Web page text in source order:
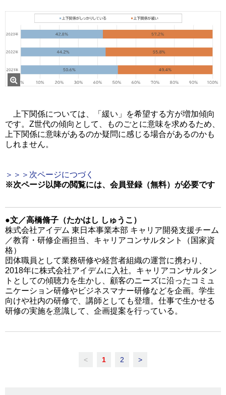
上下関係については、「緩い」を希望する方が増加傾向
です。Z世代の傾向として、ものごとに意味を求めるため、
上下関係に意味があるのか疑問に感じる場合があるのかも
しれません。
＞＞＞次ページにつづく
※次ページ以降の閲覧には、 会員登録（無料） が必要です
●文／高橋脩子（たかはし しゅうこ）
株式会社アイデム 東日本事業本部 キャリア開発支援チーム
／教育・研修企画担当、キャリアコンサルタント（国家資
格）
団体職員として業務研修や経営者組織の運営に携わり、
2018年に株式会社アイデムに入社。キャリアコンサルタン
トとしての傾聴力を生かし、顧客のニーズに沿ったコミュ
ニケーション研修やビジネスマナー研修などを企画。学生
向けや社内の研修で、講師としても登壇。仕事で生かせる
研修の実施を意識して、企画提案を行っている。
< 1 2 >